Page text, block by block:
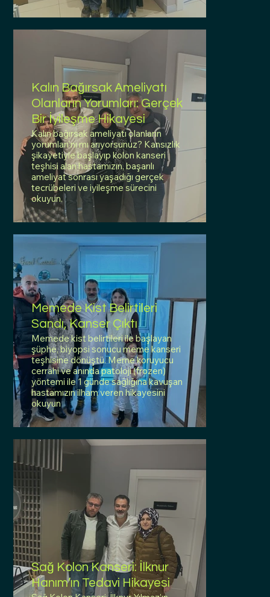
Kalın Bağırsak Ameliyatı
Olanların Yorumları: Gerçek
Bir İyileşme Hikayesi
Kalın bağırsak ameliyatı olanların
yorumları'nı mı arıyorsunuz? Kansızlık
şikayetiyle başlayıp kolon kanseri
teşhisi alan hastamızın, başarılı
ameliyat sonrası yaşadığı gerçek
tecrübeleri ve iyileşme sürecini
okuyun.
Memede Kist Belirtileri
Sandı, Kanser Çıktı
Memede kist belirtileri ile başlayan
şüphe, biyopsi sonucu meme kanseri
teşhisine dönüştü. Meme koruyucu
cerrahi ve anında patoloji (frozen)
yöntemi ile 1 günde sağlığına kavuşan
hastamızın ilham veren hikayesini
okuyun
Sağ Kolon Kanseri: İlknur
Hanım’ın Tedavi Hikayesi